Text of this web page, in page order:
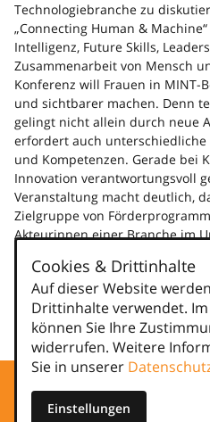
Technologiebranche zu
„Connecting Human &
Intelligenz, Future Skills,
Zusammenarbeit von Mensch
Konferenz will Frauen in MINT-
und sichtbarer machen. Denn
gelingt nicht allein durch neue
erfordert auch unterschiedliche
und Kompetenzen. Gerade bei
Innovation verantwortungsvoll
Veranstaltung macht deutlich,
Zielgruppe von
Akteurinnen einer Branche im
Weiterlesen
Kategorien
news
Cookies & Drittinhalte
Auf dieser Website
Drittinhalte verwendet.
können Sie Ihre
widerrufen. Weitere
Sie in unserer
Einstellungen